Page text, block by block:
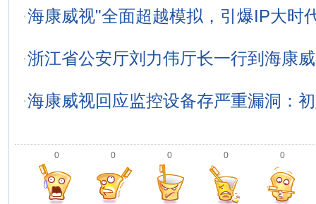
·海康威视"全面超越模拟，引爆IP大时
·浙江省公安厅刘力伟厅长一行到海康
·海康威视回应监控设备存严重漏洞：
0 0 0 0 0